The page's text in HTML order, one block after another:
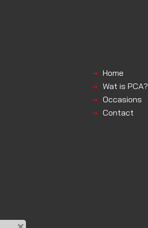
Home
Wat is PCA?
Occasions
Contact